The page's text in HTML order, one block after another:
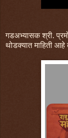
गडअभ्यासक श्री.
थोडक्यात माहिती आहे